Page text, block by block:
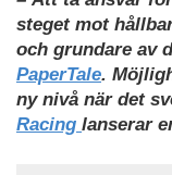
steget mot
och grundare av
PaperTale.
ny nivå när det
Racing lanserar